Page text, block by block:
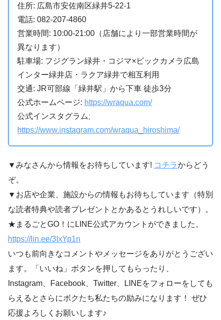
住所: 広島市安佐南区緑井5-22-1
電話: 082-207-4860
営業時間: 10:00-21:00（店舗により一部営業時間が
異なります）
駐車場: フジグラン緑井・コジマ×ビックカメラ広島
インター緑井店・ラクア緑井で相互利用
交通: JR可部線「緑井駅」から下車 徒歩3分
公式ホームページ: https://wraqua.com/
公式インスタグラム:
https://www.instagram.com/wraqua_hiroshima/
▼みなさんから情報をお待ちしています! コチラからどう
ぞ。
▼お店や企業、施設からの情報もお待ちしています（特別
な読者特典や読者プレゼントとかあるとうれしいです）。
★まるごとGO！にLINE公式アカウントができました。
https://lin.ee/3IxYp1n
いつも前向きなコメントやメッセージをありがとうござい
ます。「いいね」ボタンを押してもらったり、
Instagram、Facebook、Twitter、LINEをフォローをしても
らえるとさらにボクたち私たちの励みになります！ ぜひ
応援よろしくお願いします♪